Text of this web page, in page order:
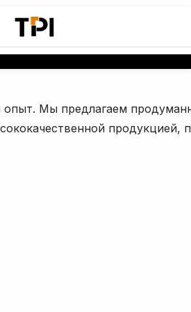
Мы предлагаем
продукцией,